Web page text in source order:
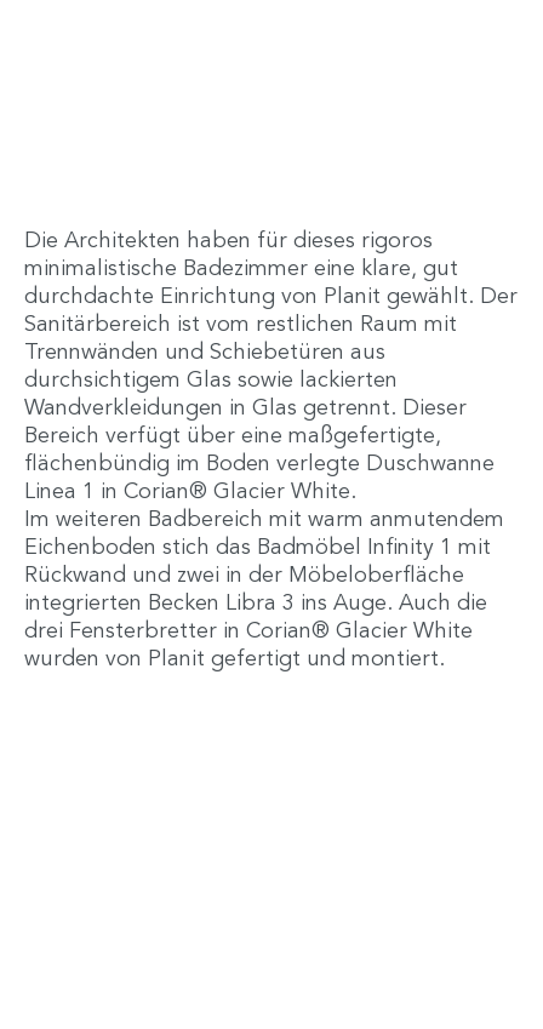
Die Architekten haben für dieses rigoros
minimalistische Badezimmer eine klare, gut
durchdachte Einrichtung von Planit gewählt. Der
Sanitärbereich ist vom restlichen Raum mit
Trennwänden und Schiebetüren aus
durchsichtigem Glas sowie lackierten
Wandverkleidungen in Glas getrennt. Dieser
Bereich verfügt über eine maßgefertigte,
flächenbündig im Boden verlegte Duschwanne
Linea 1 in Corian® Glacier White.
Im weiteren Badbereich mit warm anmutendem
Eichenboden stich das Badmöbel Infinity 1 mit
Rückwand und zwei in der Möbeloberfläche
integrierten Becken Libra 3 ins Auge. Auch die
drei Fensterbretter in Corian® Glacier White
wurden von Planit gefertigt und montiert.